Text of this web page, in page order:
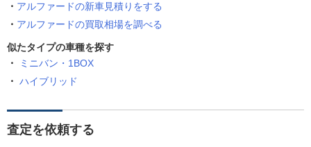
アルファードの新車見積りをする
アルファードの買取相場を調べる
似たタイプの車種を探す
ミニバン・1BOX
ハイブリッド
査定を依頼する